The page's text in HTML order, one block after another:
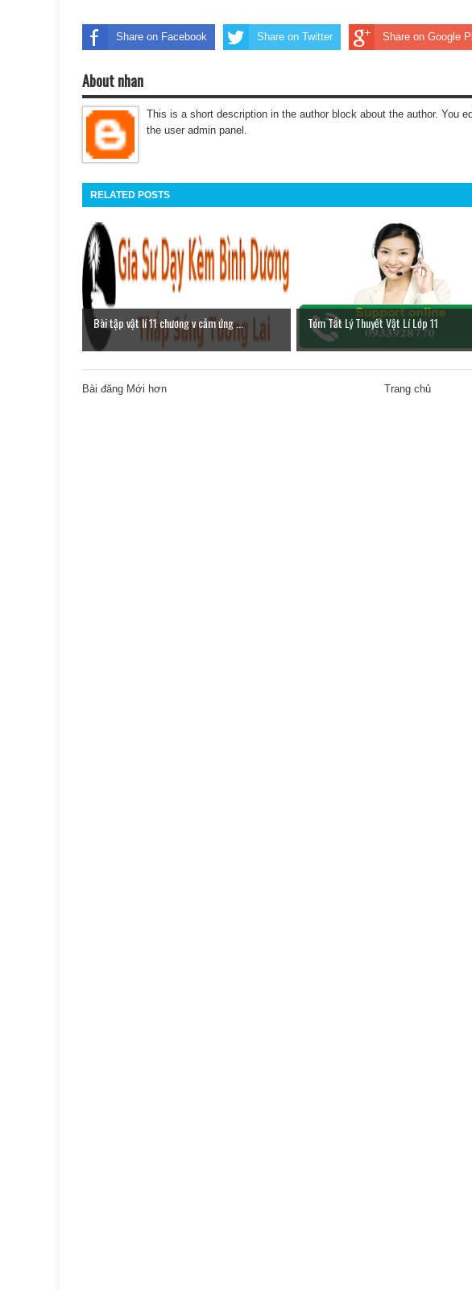
Share on Facebook Share on Twitter Share on Google
About nhan
This is a short description in the author block about the author. You
the user admin panel.
RELATED POSTS
Bài tập vật lí 11 chương v cảm ứng ... Tóm Tắt Lý Thuyết Vật Lí Lớp 11
Bài đăng Mới hơn Trang chủ